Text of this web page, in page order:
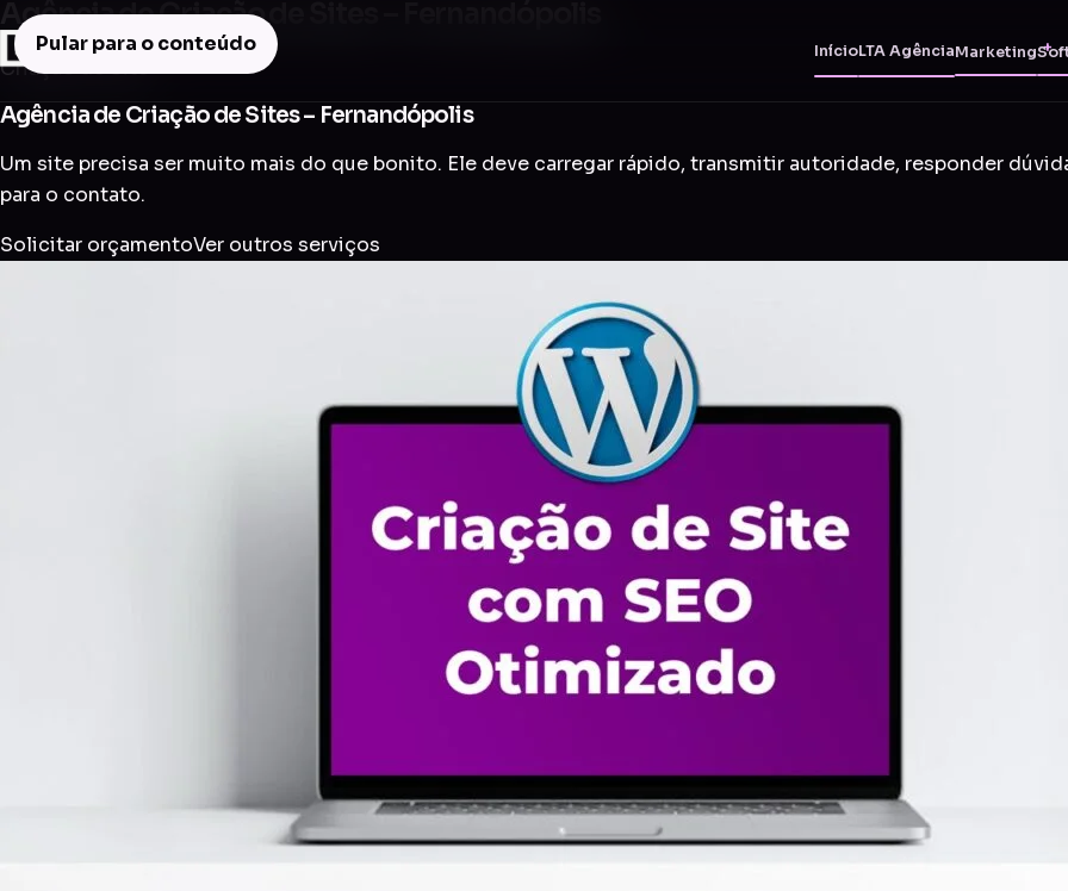
Pular para o conteúdo InícioLTA AgênciaMarketing
Agência de Criação de Sites – Fernandópolis
Criação de Site
Agência de Criação de Sites – Fernandópolis
Um site precisa ser muito mais do que bonito. Ele deve carregar rápido, transmitir autoridade, responder
para o contato.
Solicitar orçamentoVer outros serviços